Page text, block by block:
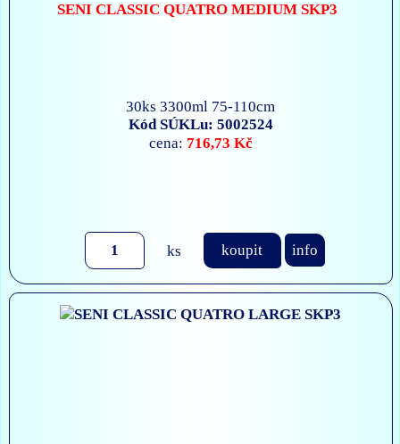
SENI CLASSIC QUATRO MEDIUM SKP3
30ks 3300ml 75-110cm
Kód SÚKLu: 5002524
cena: 716,73 Kč
ks koupit info